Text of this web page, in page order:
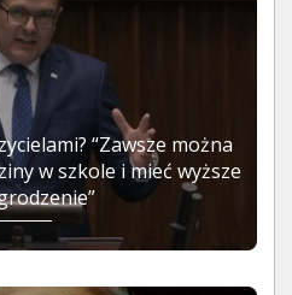
“Zawsze można
w szkole i mieć wyższe